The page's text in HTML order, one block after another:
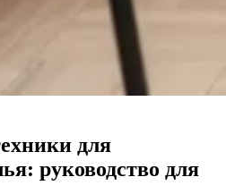
для
руководство для